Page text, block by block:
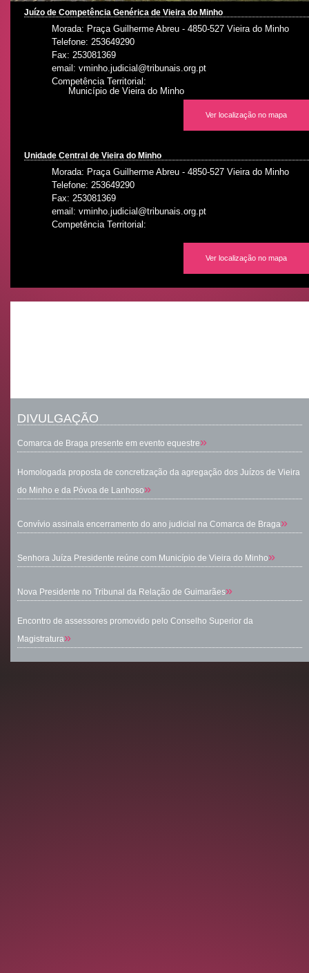
Juízo de Competência Genérica de Vieira do Minho
Morada: Praça Guilherme Abreu - 4850-527 Vieira do Minho
Telefone: 253649290
Fax: 253081369
email: vminho.judicial@tribunais.org.pt
Competência Territorial:
Município de Vieira do Minho
Ver localização no mapa
Unidade Central de Vieira do Minho
Morada: Praça Guilherme Abreu - 4850-527 Vieira do Minho
Telefone: 253649290
Fax: 253081369
email: vminho.judicial@tribunais.org.pt
Competência Territorial:
Ver localização no mapa
DIVULGAÇÃO
Comarca de Braga presente em evento equestre»
Homologada proposta de concretização da agregação dos Juízos de Vieira
do Minho e da Póvoa de Lanhoso»
Convívio assinala encerramento do ano judicial na Comarca de Braga»
Senhora Juíza Presidente reúne com Município de Vieira do Minho»
Nova Presidente no Tribunal da Relação de Guimarães»
Encontro de assessores promovido pelo Conselho Superior da
Magistratura»